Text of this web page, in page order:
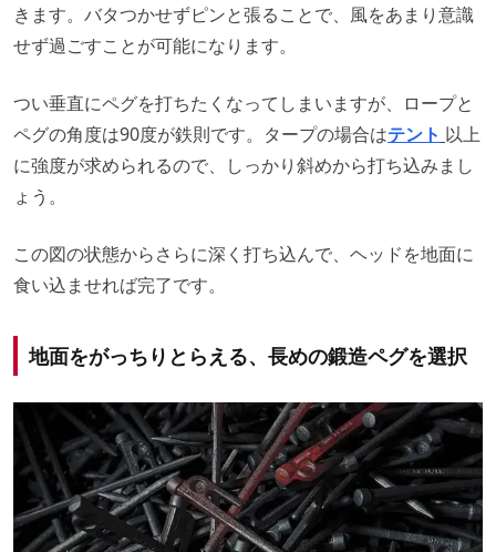
きます。バタつかせずピンと張ることで、風をあまり意識
せず過ごすことが可能になります。
つい垂直にペグを打ちたくなってしまいますが、ロープと
ペグの角度は90度が鉄則です。タープの場合はテント 以上
に強度が求められるので、しっかり斜めから打ち込みまし
ょう。
この図の状態からさらに深く打ち込んで、ヘッドを地面に
食い込ませれば完了です。
地面をがっちりとらえる、長めの鍛造ペグを選択